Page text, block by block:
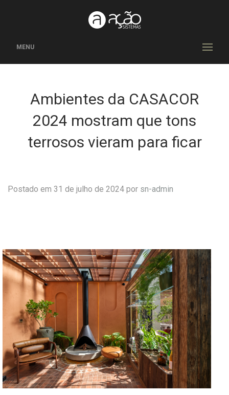
MENU
Ambientes da CASACOR
2024 mostram que tons
terrosos vieram para ficar
Postado em 31 de julho de 2024 por sn-admin